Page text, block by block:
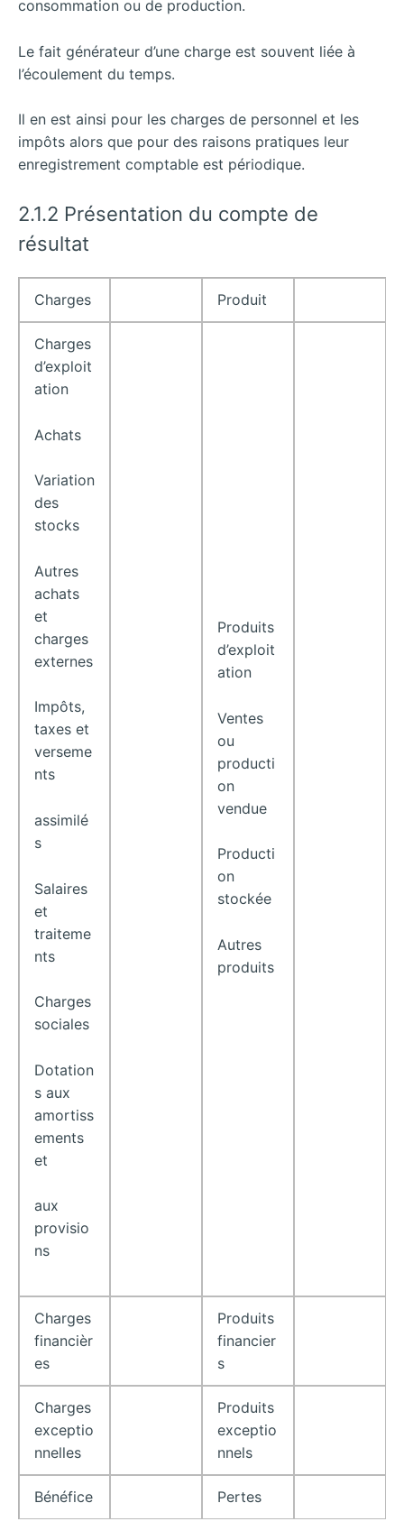
consommation ou de production.
Le fait générateur d’une charge est souvent liée à
l’écoulement du temps.
Il en est ainsi pour les charges de personnel et les
impôts alors que pour des raisons pratiques leur
enregistrement comptable est périodique.
2.1.2 Présentation du compte de
résultat
Charges Produit
Charges
d’exploit
ation
Achats
Variation
des
stocks
Autres
achats
et
charges
externes
Impôts,
taxes et
verseme
nts
assimilé
s
Salaires
et
traiteme
nts
Charges
sociales
Dotation
s aux
amortiss
ements
et
aux
provisio
ns
Produits
d’exploit
ation
Ventes
ou
producti
on
vendue
Producti
on
stockée
Autres
produits
Charges
financièr
es
Produits
financier
s
Charges
exceptio
nnelles
Produits
exceptio
nnels
Bénéfice Pertes